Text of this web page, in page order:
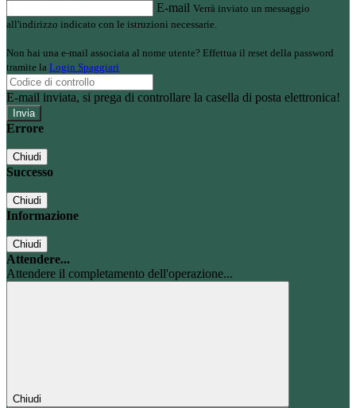
E-mail Verrà inviato un messaggio
all'indirizzo indicato con le istruzioni necessarie.
Non hai una e-mail associata al nome utente? Effettua il reset della password
tramite la Login Spaggiari
E-mail inviata, si prega di controllare la casella di posta elettronica!
Errore
Chiudi
Successo
Chiudi
Informazione
Chiudi
Attendere...
Attendere il completamento dell'operazione...
Chiudi